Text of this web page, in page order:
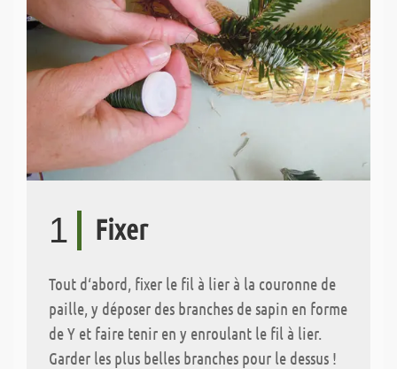
1 Fixer
Tout d‘abord, fixer le fil à lier à la couronne de
paille, y déposer des branches de sapin en forme
de Y et faire tenir en y enroulant le fil à lier.
Garder les plus belles branches pour le dessus !